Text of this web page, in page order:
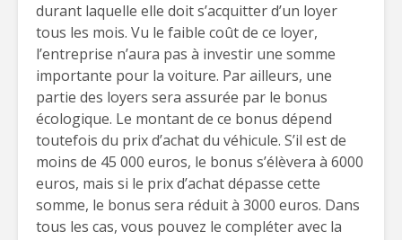
durant laquelle elle doit s’acquitter d’un loyer
tous les mois. Vu le faible coût de ce loyer,
l’entreprise n’aura pas à investir une somme
importante pour la voiture. Par ailleurs, une
partie des loyers sera assurée par le bonus
écologique. Le montant de ce bonus dépend
toutefois du prix d’achat du véhicule. S’il est de
moins de 45 000 euros, le bonus s’élèvera à 6000
euros, mais si le prix d’achat dépasse cette
somme, le bonus sera réduit à 3000 euros. Dans
tous les cas, vous pouvez le compléter avec la